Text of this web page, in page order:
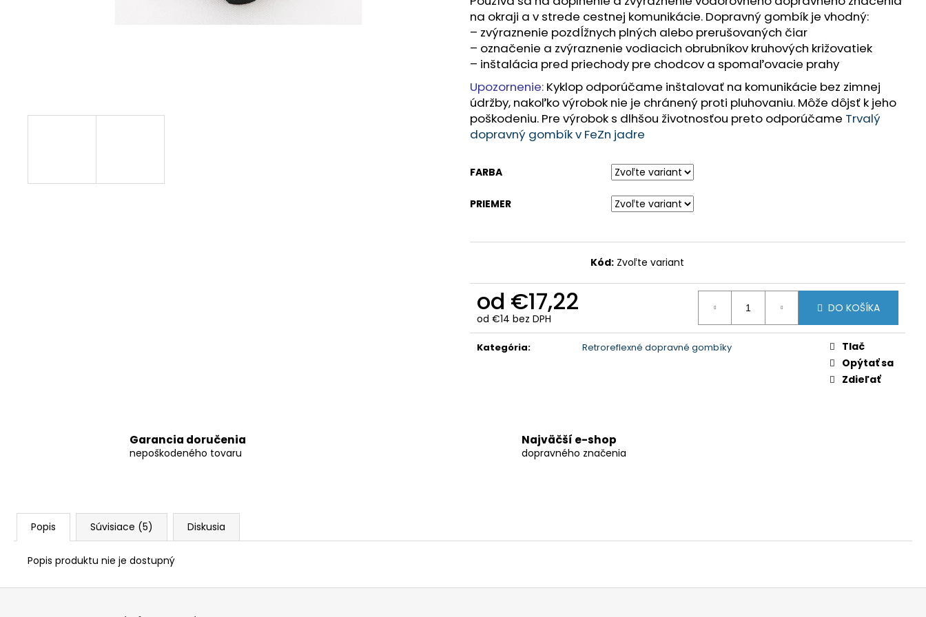
na okraji a v strede cestnej komunikácie. Dopravný gombík je vhodný:
– zvýraznenie pozdĺžnych plných alebo prerušovaných čiar
– označenie a zvýraznenie vodiacich obrubníkov kruhových križovatiek
– inštalácia pred priechody pre chodcov a spomaľovacie prahy
Upozornenie: Kyklop odporúčame inštalovať na komunikácie bez zimnej
údržby, nakoľko výrobok nie je chránený proti pluhovaniu. Môže dôjsť k jeho
poškodeniu. Pre výrobok s dlhšou životnosťou preto odporúčame Trvalý
dopravný gombík v FeZn jadre
FARBA
PRIEMER
Kód: Zvoľte variant
od €17,22
od €14 bez DPH
Jednotková
cena:
DO KOŠÍKA
Kategória: Retroreflexné dopravné gombíky
Tlač
Opýtať sa
Zdieľať
Garancia doručenia
nepoškodeného tovaru
Najväčší e-shop
dopravného značenia
Popis Súvisiace (5) Diskusia
Popis produktu nie je dostupný
ÚCHYT DOPRAVNEJ ZNAČKY K STĹPIKU
STOJAN S REKLAMOU
€468,63
Z